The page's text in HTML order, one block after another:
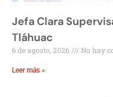
Jefa Clara
Tláhuac
6 de agosto, 2026 No hay
Leer más »